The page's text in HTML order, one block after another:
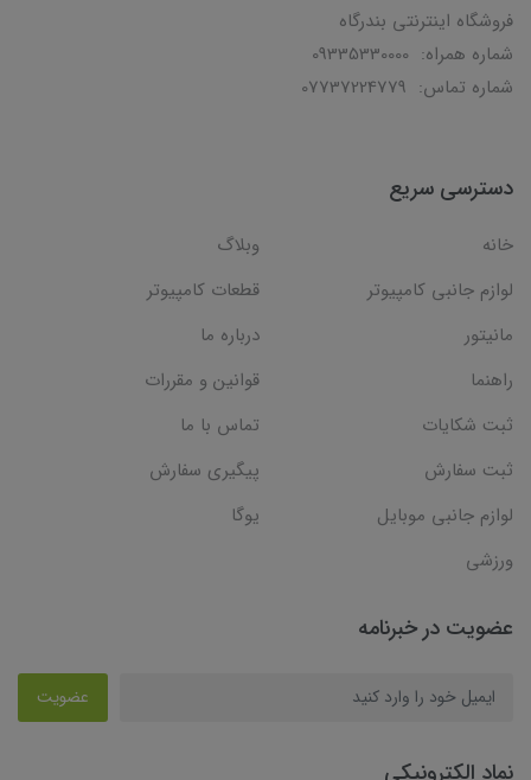
فروشگاه اینترنتی بندرگاه
شماره همراه: 09335330000
شماره تماس: 07737224779
دسترسی سریع
خانه
وبلاگ
لوازم جانبی کامپیوتر
قطعات کامپیوتر
مانیتور
درباره ما
راهنما
قوانین و مقررات
ثبت شکایات
تماس با ما
ثبت سفارش
پیگیری سفارش
لوازم جانبی موبایل
یوگا
ورزشی
عضویت در خبرنامه
عضویت
نماد الکترونیکی